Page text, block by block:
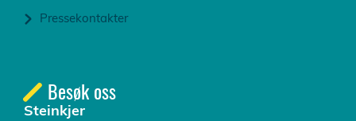
Pressekontakter
Besøk oss
Steinkjer